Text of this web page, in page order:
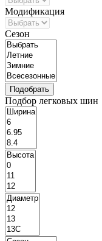
Модификация
Сезон
Подбор легковых шин